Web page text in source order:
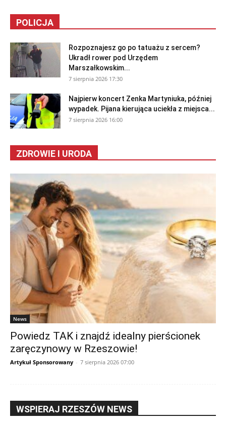
POLICJA
Rozpoznajesz go po tatuażu z sercem?
Ukradł rower pod Urzędem
Marszałkowskim...
7 sierpnia 2026 17:30
Najpierw koncert Zenka Martyniuka, później
wypadek. Pijana kierująca uciekła z miejsca...
7 sierpnia 2026 16:00
ZDROWIE I URODA
News
Powiedz TAK i znajdź idealny pierścionek
zaręczynowy w Rzeszowie!
Artykuł Sponsorowany - 7 sierpnia 2026 07:00
WSPIERAJ RZESZÓW NEWS